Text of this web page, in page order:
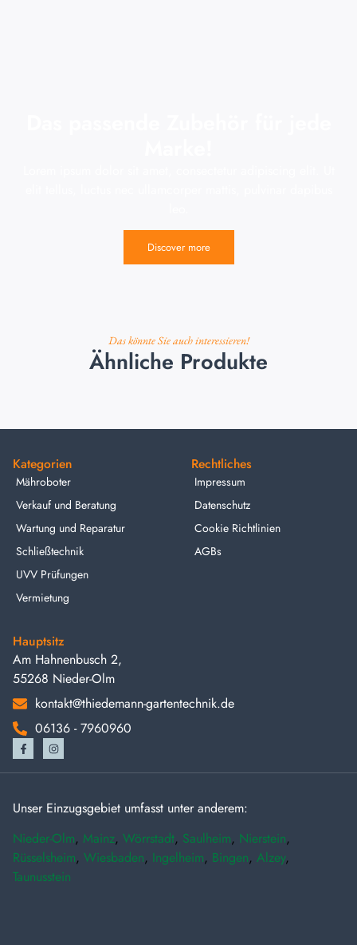
Discover more
Das könnte Sie auch interessieren!
Ähnliche Produkte
Kategorien
Mähroboter
Verkauf und Beratung
Wartung und Reparatur
Schließtechnik
UVV Prüfungen
Vermietung
Rechtliches
Impressum
Datenschutz
Cookie Richtlinien
AGBs
Hauptsitz
Am Hahnenbusch 2,
55268 Nieder-Olm
kontakt@thiedemann-gartentechnik.de
06136 - 7960960
Unser Einzugsgebiet umfasst unter anderem:
Nieder-Olm, Mainz, Wörrstadt, Saulheim, Nierstein,
Rüsselsheim, Wiesbaden, Ingelheim, Bingen, Alzey,
Taunusstein